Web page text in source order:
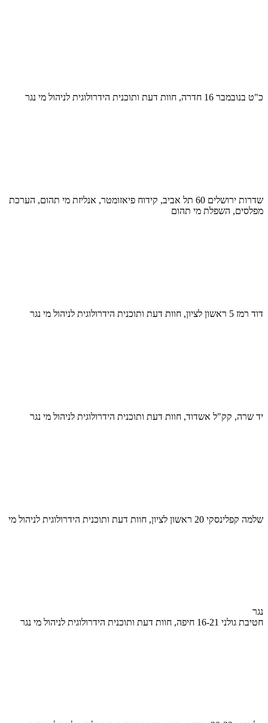
כ"ט בנובמבר 16 חדרה, חוות דעת ותוכנית הידרולוגית לניהול מי נגר
שדרות ירושלים 60 תל אביב, קידוח פיאזומטר, אנליזת מי תהום, הערכת
מפלסים, השפלת מי תהום
דוד רמז 5 ראשון לציון, חוות דעת ותוכנית הידרולוגית לניהול מי נגר
יד שרה, קק"ל אשדוד, חוות דעת ותוכנית הידרולוגית לניהול מי נגר
שלמה קפלינסקי 20 ראשון לציון, חוות דעת ותוכנית הידרולוגית לניהול מי
נגר
חטיבת גולני 16-21 חיפה, חוות דעת ותוכנית הידרולוגית לניהול מי נגר